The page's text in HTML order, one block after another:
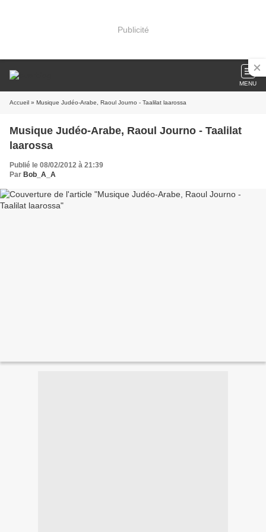
Publicité
MENU
Accueil » Musique Judéo-Arabe, Raoul Journo - Taalilat laarossa
Musique Judéo-Arabe, Raoul Journo - Taalilat
laarossa
Publié le 08/02/2012 à 21:39
Par Bob_A_A